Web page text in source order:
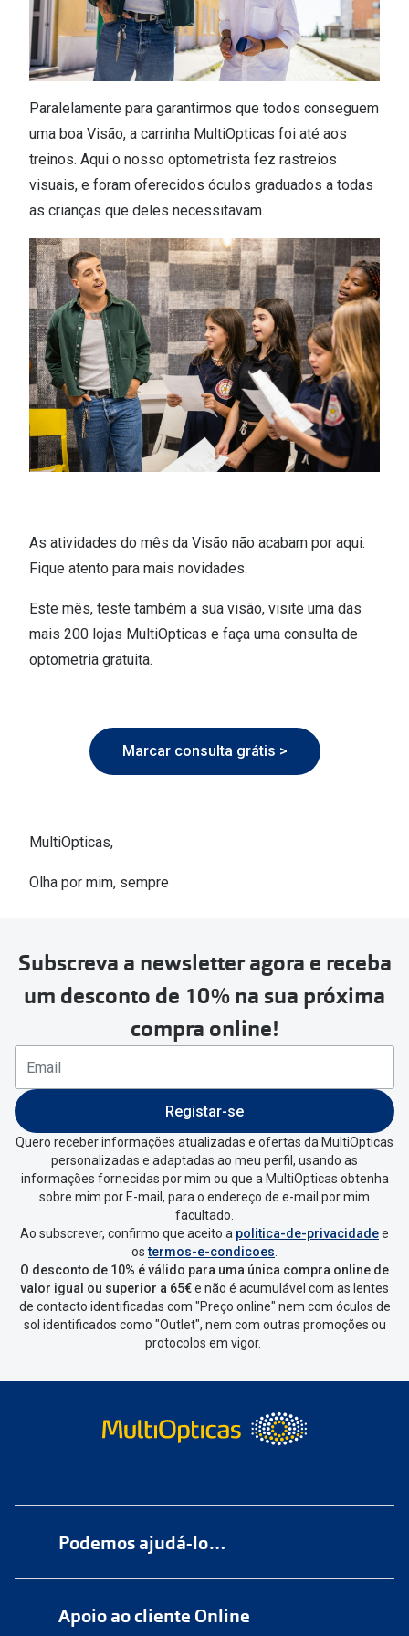
Paralelamente para garantirmos que todos conseguem
uma boa Visão, a carrinha MultiOpticas foi até aos
treinos. Aqui o nosso optometrista fez rastreios
visuais, e foram oferecidos óculos graduados a todas
as crianças que deles necessitavam.
As atividades do mês da Visão não acabam por aqui.
Fique atento para mais novidades.
Este mês, teste também a sua visão, visite uma das
mais 200 lojas MultiOpticas e faça uma consulta de
optometria gratuita.
Marcar consulta grátis >
MultiOpticas,
Olha por mim, sempre
Subscreva a newsletter agora e receba
um desconto de 10% na sua próxima
compra online!
Registar-se
Quero receber informações atualizadas e ofertas da MultiOpticas
personalizadas e adaptadas ao meu perfil, usando as
informações fornecidas por mim ou que a MultiOpticas obtenha
sobre mim por E-mail, para o endereço de e-mail por mim
facultado.
Ao subscrever, confirmo que aceito a politica-de-privacidadee
ostermos-e-condicoes.
O desconto de 10% é válido para uma única compra online de
valor igual ou superior a 65€e não é acumulável com as lentes
de contacto identificadas com "Preço online" nem com óculos de
sol identificados como "Outlet", nem com outras promoções ou
protocolos em vigor.
Podemos ajudá-lo…
Apoio ao cliente Online